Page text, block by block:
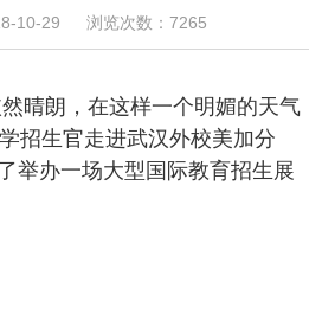
10-29 浏览次数：7265
晴朗，在这样一个明媚的天气
招生官走进武汉外校美加分
举办一场大型国际教育招生展